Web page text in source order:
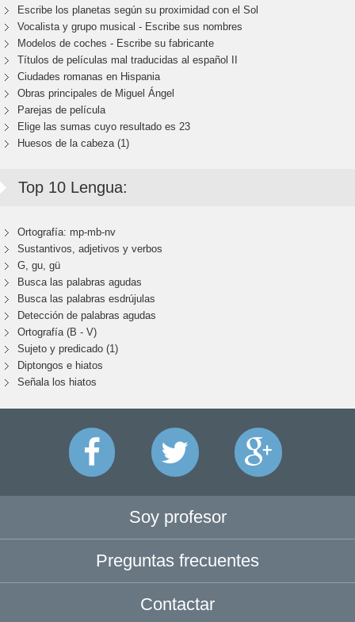
Escribe los planetas según su proximidad con el Sol
Vocalista y grupo musical - Escribe sus nombres
Modelos de coches - Escribe su fabricante
Títulos de películas mal traducidas al español II
Ciudades romanas en Hispania
Obras principales de Miguel Ángel
Parejas de película
Elige las sumas cuyo resultado es 23
Huesos de la cabeza (1)
Top 10 Lengua:
Ortografía: mp-mb-nv
Sustantivos, adjetivos y verbos
G, gu, gü
Busca las palabras agudas
Busca las palabras esdrújulas
Detección de palabras agudas
Ortografía (B - V)
Sujeto y predicado (1)
Diptongos e hiatos
Señala los hiatos
Soy profesor
Preguntas frecuentes
Contactar